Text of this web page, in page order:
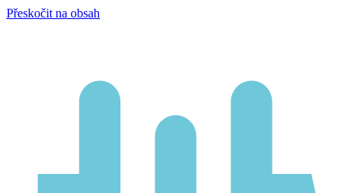
Přeskočit na obsah